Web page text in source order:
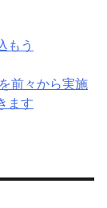
もう
前々から実施
ます